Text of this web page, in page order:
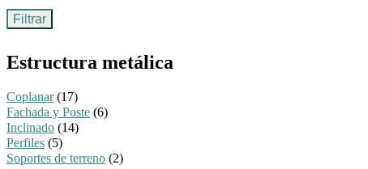
Filtrar
Estructura metálica
Coplanar (17)
Fachada y Poste (6)
Inclinado (14)
Perfiles (5)
Soportes de terreno (2)